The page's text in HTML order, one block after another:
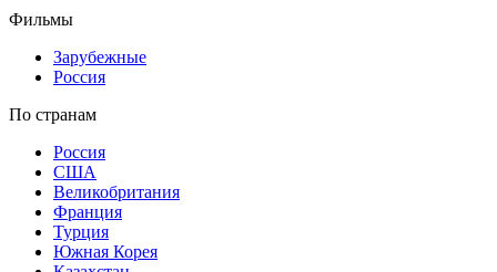
Фильмы
Зарубежные
Россия
По странам
Россия
США
Великобритания
Франция
Турция
Южная Корея